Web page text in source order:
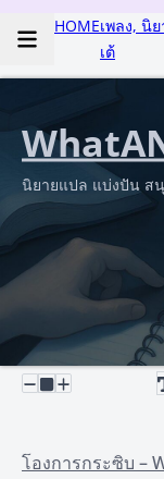
HOMEเพลง, นิ
เต้
นิยายแปล แบ่งปัน ส
โองการกระซิบ –